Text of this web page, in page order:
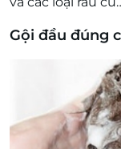
Gội đầu đúng